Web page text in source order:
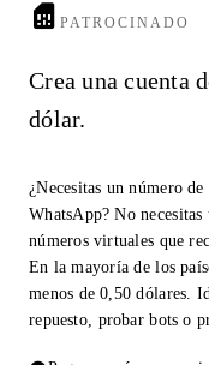
PATROCINADO
Crea una cuenta
dólar.
¿Necesitas un número
WhatsApp? No
números virtuales que
En la mayoría de los
menos de 0,50 dólares.
repuesto, probar bots o